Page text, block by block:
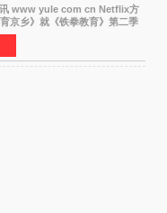
www yule com cn Netflix方
京乡》就《铁拳教育》第二季
，表示尚无定论。然而，业界
铁拳教育》第二季的制作展开